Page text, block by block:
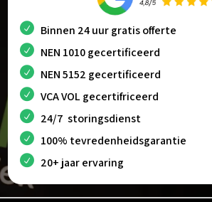
Binnen 24 uur gratis offerte
NEN 1010 gecertificeerd
NEN 5152 gecertificeerd
VCA VOL gecertifriceerd
24/7 storingsdienst
100% tevredenheidsgarantie
20+ jaar ervaring